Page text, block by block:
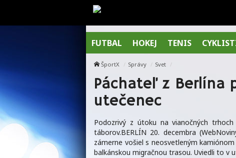
FUTBAL HOKEJ TENIS
ŠportX Správy Svet
Páchateľ z Berlína
utečenec
Podozrivý z útoku na vianočných
táborov.BERLÍN 20. decembra
zámerne vošiel s neosvetleným
balkánskou migračnou trasou. Uviedli to v